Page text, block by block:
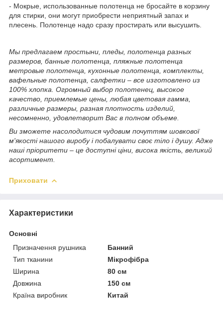
- Мокрые, использованные полотенца не бросайте в корзину
для стирки, они могут приобрести неприятный запах и
плесень. Полотенце надо сразу простирать или высушить.
Мы предлагаем простыни, пледы, полотенца разных
размеров, банные полотенца, пляжные полотенца
метровые полотенца, кухонные полотенца, комплекты,
вафельные полотенца, салфетки – все изготовлено из
100% хлопка. Огромный выбор полотенец, высокое
качество, приемлемые цены, любая цветовая гамма,
различные размеры, разная плотность изделий,
несомненно, удовлетворит Вас в полном объеме.
Ви зможете насолодитися чудовим почуттям шовкової
м'якості нашого виробу і побалувати своє тіло і душу. Адже
наші пріоритети – це доступні ціни, висока якість, великий
асортимент.
Приховати
Характеристики
Основні
Призначення рушника
Банний
Тип тканини
Мікрофібра
Ширина
80 см
Довжина
150 см
Країна виробник
Китай